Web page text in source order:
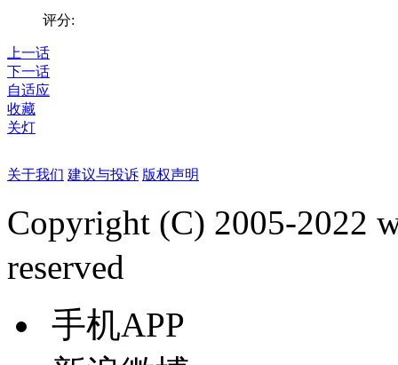
评分:
上一话
下一话
自适应
收藏
关灯
关于我们 建议与投诉 版权声明
Copyright (C) 2005-2022
reserved
手机APP